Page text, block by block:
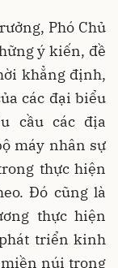
Phó Chủ
ý kiến, đề
khẳng định,
các đại biểu
cầu các địa
máy nhân sự
thực hiện
Đó cũng là
thực hiện
triển kinh
miền núi trong